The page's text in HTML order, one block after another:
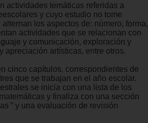
actividades temáticas referidas a
y cuyo estudio no tome
los aspectos de: número, forma,
actividades que se relacionan con
y comunicación, exploración y
apreciación artísticas, entre otros.
cinco capítulos, correspondientes de
que se trabajan en el año escolar.
se inicia con una lista de los
y finaliza con una sección
” y una evaluación de revisión